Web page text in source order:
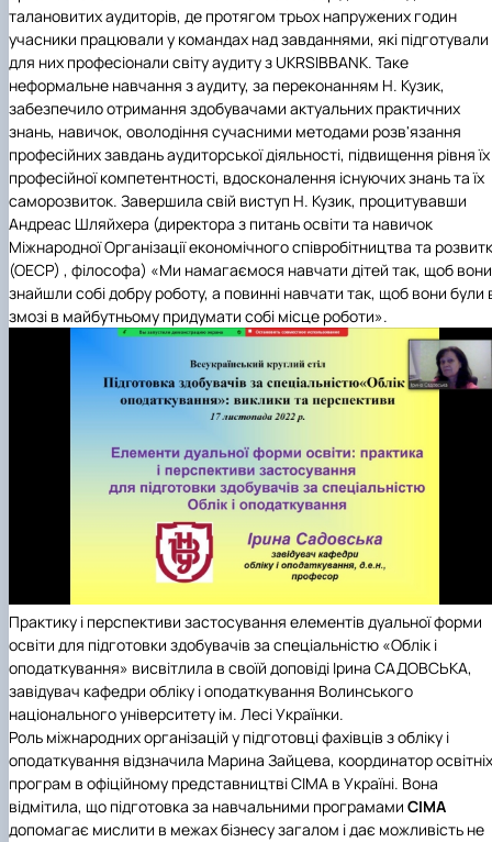
талановитих аудиторів, де протягом трьох напружених годин
учасники працювали у командах над завданнями, які підготували
для них професіонали світу аудиту з UKRSIBBANK. Таке
неформальне навчання з аудиту, за переконанням Н. Кузик,
забезпечило отримання здобувачами актуальних практичних
знань, навичок, оволодіння сучасними методами розв'язання
професійних завданьаудиторської діяльності, підвищення рівня їх
професійної компетентності, вдосконалення існуючих знань та їх
саморозвиток. Завершила свій виступ Н. Кузик, процитувавши
Андреас Шляйхера (директора з питань освіти та навичок
Міжнародної Організації економічного співробітництва та
(ОЕСР) , філософа) «Ми намагаємося навчати дітей так, щоб вони
знайшли собі добру роботу, а повинні навчати так, щоб вони були
змозі в майбутньому придумати собі місце роботи».
Практику і перспективи застосування елементів дуальної форми
освіти для підготовки здобувачів за спеціальністю «Облік і
оподаткування» висвітлила в своїй доповіді Ірина САДОВСЬКА,
завідувач кафедри обліку і оподаткування Волинського
національного університету ім. Лесі Українки.
Роль міжнародних організацій у підготовці фахівців з обліку і
оподаткування відзначила Марина Зайцева, координатор освітніх
програм в офіційному представництві СІМА в Україні. Вона
відмітила, що підготовка за навчальними програмами CIMA
допомагає мислити в межах бізнесу загалом і дає можливість не